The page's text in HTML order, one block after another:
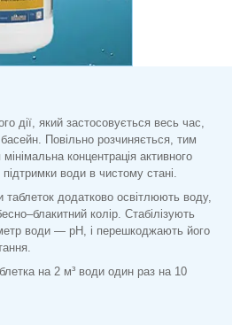
дії, який застосовується весь час,
Повільно розчиняється, тим
концентрація активного
води в чистому стані.
таблеток додатково освітлюють воду,
колір. Стабілізують
води — pH, і перешкоджають його
на 2 м³ води один раз на 10